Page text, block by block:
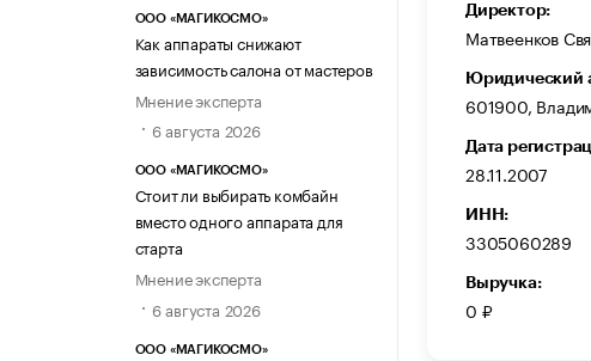
ООО «МАГИКОСМО»
Как аппараты снижают
зависимость салона от мастеров
Мнение эксперта
6 августа 2026
ООО «МАГИКОСМО»
Стоит ли выбирать комбайн
вместо одного аппарата для
старта
Мнение эксперта
6 августа 2026
ООО «МАГИКОСМО»
Директор:
Матвеенков
Юридический
601900,
Дата
28.11.2007
ИНН:
3305060289
Выручка:
0 ₽